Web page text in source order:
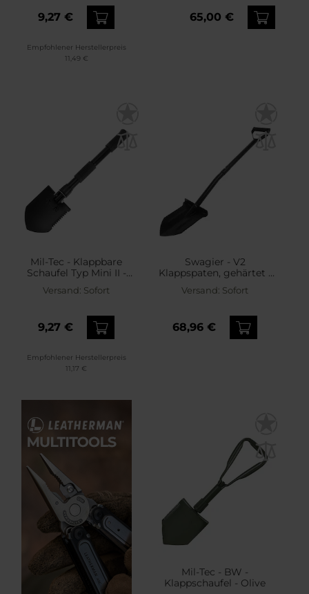
9,27 €
Empfohlener Herstellerpreis
11,49 €
65,00 €
Mil-Tec - Klappbare
Schaufel Typ Mini II -
Versand: Sofort
9,27 €
Empfohlener Herstellerpreis
11,17 €
Swagier - V2
Klappspaten, gehärtet -
Versand: Sofort
68,96 €
Mil-Tec - BW -
Klappschaufel - Olive